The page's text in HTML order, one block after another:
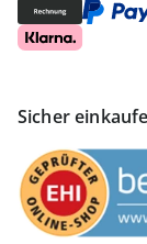
Sicher